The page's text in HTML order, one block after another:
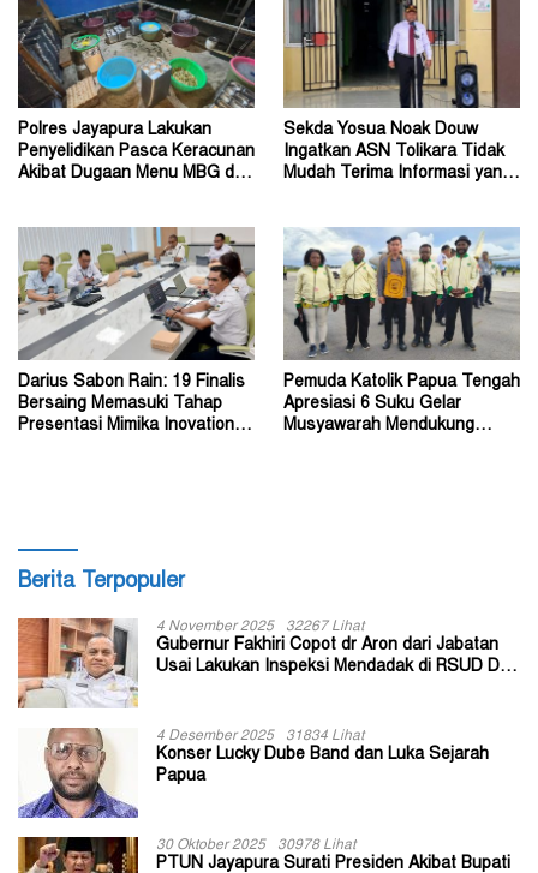
Polres Jayapura Lakukan
Penyelidikan Pasca Keracunan
Akibat Dugaan Menu MBG di
Sekda Yosua Noak Douw
Ingatkan ASN Tolikara Tidak
Mudah Terima Informasi yang
Darius Sabon Rain: 19 Finalis
Bersaing Memasuki Tahap
Presentasi Mimika Inovation
Pemuda Katolik Papua Tengah
Apresiasi 6 Suku Gelar
Musyawarah Mendukung
Berita Terpopuler
4 November 2025 32267 Lihat
Gubernur Fakhiri Copot dr Aron dari Jabatan
Usai Lakukan Inspeksi Mendadak di RSUD Dok
4 Desember 2025 31834 Lihat
Konser Lucky Dube Band dan Luka Sejarah
Papua
30 Oktober 2025 30978 Lihat
PTUN Jayapura Surati Presiden Akibat Bupati